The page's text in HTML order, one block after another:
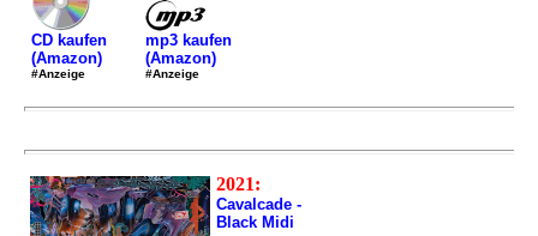
CD kaufen
(Amazon)
#Anzeige
mp3 kaufen
(Amazon)
#Anzeige
2021:
Cavalcade -
Black Midi